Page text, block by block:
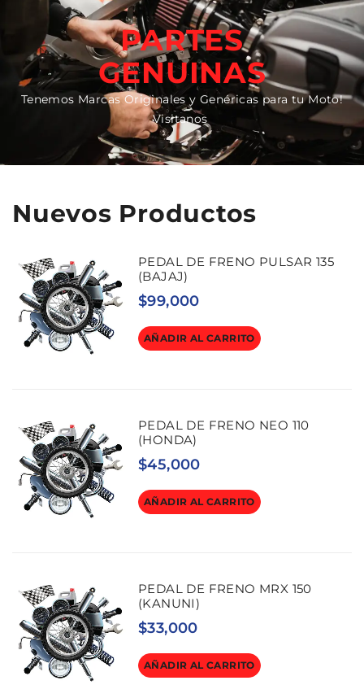
PARTES
GENUINAS
Tenemos Marcas Originales y Genéricas para tu Moto!
Visitanos
Nuevos Productos
PEDAL DE FRENO PULSAR 135
(BAJAJ)
$99,000
AÑADIR AL CARRITO
PEDAL DE FRENO NEO 110
(HONDA)
$45,000
AÑADIR AL CARRITO
PEDAL DE FRENO MRX 150
(KANUNI)
$33,000
AÑADIR AL CARRITO